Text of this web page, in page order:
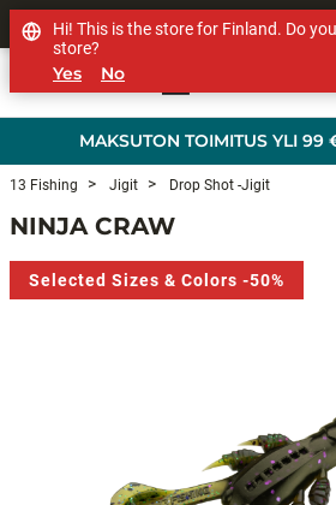
MAKSUTON TOIMITUS YLI 99
MUUT
13 Fishing Jigit Drop Shot -jigit
NINJA CRAW
Selected Sizes & Colors -50%
Hi! This is the store for Finland. Do
store?
Yes No